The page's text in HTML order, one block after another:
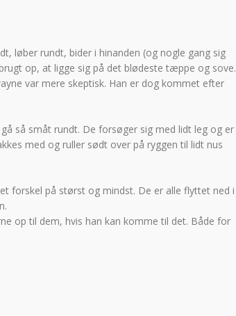
løber rundt, bider i hinanden (og nogle gang sig
op, at ligge sig på det blødeste tæppe og sove.
var mere skeptisk. Han er dog kommet efter
så småt rundt. De forsøger sig med lidt leg og er
med og ruller sødt over på ryggen til lidt nus
forskel på størst og mindst. De er alle flyttet ned i
op til dem, hvis han kan komme til det. Både for